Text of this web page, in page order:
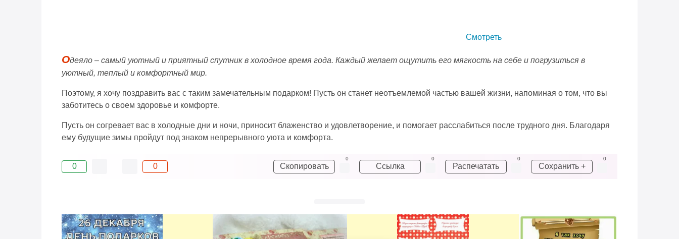
Смотреть
Одеяло – самый уютный и приятный спутник в холодное время года. Каждый желает ощутить его мягкость на себе и погрузиться в
уютный, теплый и комфортный мир.
Поэтому, я хочу поздравить вас с таким замечательным подарком! Пусть он станет неотъемлемой частью вашей жизни, напоминая о том, что вы
заботитесь о своем здоровье и комфорте.
Пусть он согревает вас в холодные дни и ночи, приносит блаженство и удовлетворение, и помогает расслабиться после трудного дня. Благодаря
ему будущие зимы пройдут под знаком непрерывного уюта и комфорта.
0 0 Скопировать
0
Ссылка
0
Распечатать
0
Сохранить +
0